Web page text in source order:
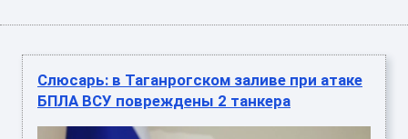
Слюсарь: в Таганрогском заливе при атаке
БПЛА ВСУ повреждены 2 танкера